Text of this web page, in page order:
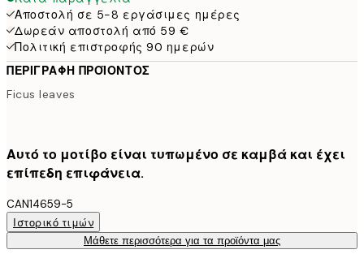
Αποστολή σε 5-8 εργάσιμες ημέρες
Δωρεάν αποστολή από 59 €
Πολιτική επιστροφής 90 ημερών
ΠΕΡΙΓΡΑΦΉ ΠΡΟΪΌΝΤΟΣ
Ficus leaves
Αυτό το μοτίβο είναι τυπωμένο σε καμβά και έχει
επίπεδη επιφάνεια.
CAN14659-5
Ιστορικό τιμών
Μάθετε περισσότερα για τα προϊόντα μας